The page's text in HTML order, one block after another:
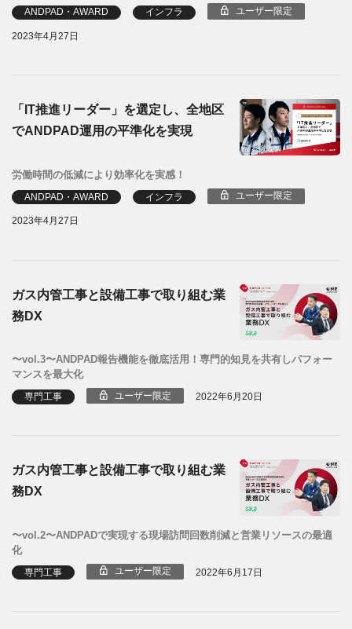
ANDPAD・AWARD インフラ ユーザー限定
2023年4月27日
「IT推進リーダー」を選定し、全地区
でANDPAD運用の平準化を実現
労働時間の低減により効率化を実感！
ANDPAD・AWARD インフラ ユーザー限定
2023年4月27日
ガス内管工事と設備工事で取り組む業
務DX
〜vol.3〜ANDPAD報告機能を徹底活用！専門的知見を共有しパフォー
マンスを最大化
専門工事 ユーザー限定 2022年6月20日
ガス内管工事と設備工事で取り組む業
務DX
〜vol.2〜ANDPADで実現する現場訪問回数削減と営業リソースの最適
化
専門工事 ユーザー限定 2022年6月17日